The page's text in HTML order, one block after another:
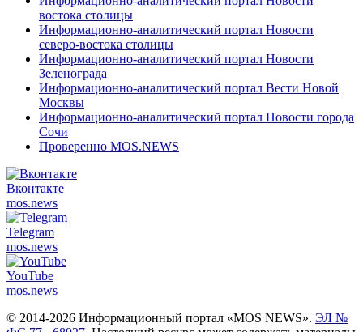
востока столицы
Информационно-аналитический портал Новости
северо-востока столицы
Информационно-аналитический портал Новости
Зеленограда
Информационно-аналитический портал Вести Новой
Москвы
Информационно-аналитический портал Новости города
Сочи
Проверенно MOS.NEWS
Вконтакте
mos.news
Telegram
mos.news
YouTube
mos.news
© 2014-2026 Информационный портал «MOS NEWS». ЭЛ №